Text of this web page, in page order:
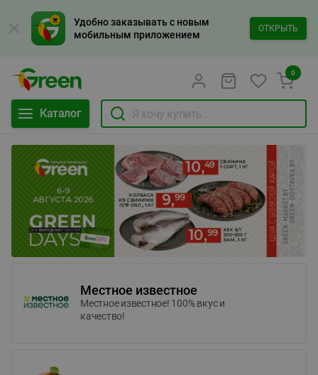
Удобно заказывать с новым
мобильным приложением
ОТКРЫТЬ
Каталог
0
Местное известное
Местное известное! 100% вкус и
качество!